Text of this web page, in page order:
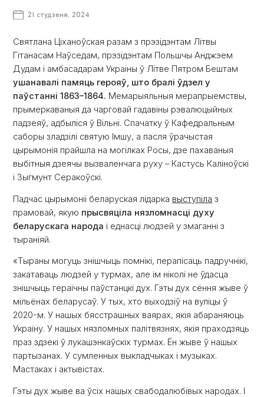
21 студзеня, 2024
Святлана Ціханоўская разам з прэзідэнтам Літвы
Гітанасам Наўседам, прэзідэнтам Польшчы Анджэем
Дудам і амбасадарам Украіны ў Літве Пятром Бештам
ушанавалі памяць герояў, што бралі ўдзел у
паўстанні 1863–1864. Мемарыяльныя мерапрыемствы,
прымеркаваныя да чарговай гадавіны рэвалюцыйных
падзеяў, адбыліся ў Вільні. Спачатку ў Кафедральным
саборы зладзілі святую Імшу, а пасля ўрачыстая
цырымонія прайшла на могілках Росы, дзе пахаваныя
выбітныя дзеячы вызваленчага руху – Кастусь Каліноўскі
і Зыгмунт Серакоўскі.
Падчас цырымоніі беларуская лідарка выступіла з
прамовай, якую прысвяціла нязломнасці духу
беларускага народа і еднасці людзей у змаганні з
тыраніяй.
«Тыраны могуць знішчыць помнікі, перапісаць падручнікі,
закатаваць людзей у турмах, але ім ніколі не ўдасца
знішчыць гераічны паўстанцкі дух. Гэты дух сёння жыве ў
мільёнах беларусаў. У тых, хто выходзіў на вуліцы ў
2020-м. У нашых бясстрашных ваярах, якія абараняюць
Украіну. У нашых нязломных палітвязнях, якія праходзяць
праз здзекі ў лукашэнкаўскіх турмах. Ён жыве ў нашых
партызанах. У сумленных выкладчыках і музыках.
Мастаках і актывістах.
Гэты дух жыве ва ўсіх нашых свабодалюбівых народах. І